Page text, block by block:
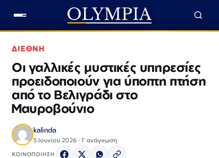
ΔΙΕΘΝΗ
Οι γαλλικές μυστικές υπηρεσίες
προειδοποιούν για ύποπτη πτήση
από το Βελιγράδι στο
Μαυροβούνιο
kalinda
5 Ιουνίου 2026 · 1΄ ανάγνωση
ΚΟΙΝΟΠΟΙΗΣΗ